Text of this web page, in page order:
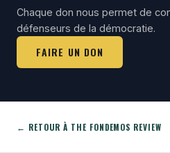
Chaque don nous permet de
défenseurs de la démocratie.
FAIRE UN DON
← RETOUR À THE FONDEMOS REVIEW